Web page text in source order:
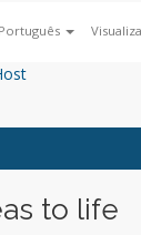
Português
to life